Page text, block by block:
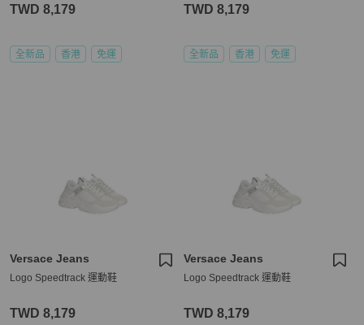
TWD 8,179
全新品 香港 免運
TWD 8,179
全新品 香港 免運
Versace Jeans
Logo Speedtrack 運動鞋
TWD 8,179
Versace Jeans
Logo Speedtrack 運動鞋
TWD 8,179